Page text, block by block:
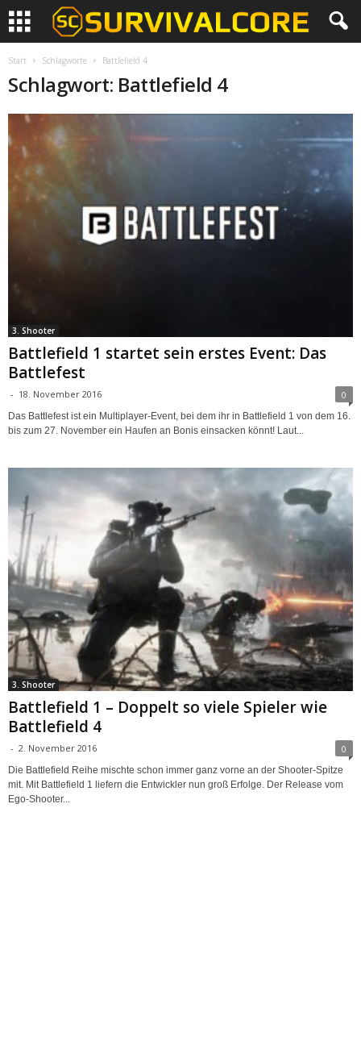
Start Schlagworte Battlefield 4
Schlagwort: Battlefield 4
3. Shooter
Battlefield 1 startet sein erstes Event: Das
Battlefest
- 18. November 2016 0
Das Battlefest ist ein Multiplayer-Event, bei dem ihr in Battlefield 1 von dem 16.
bis zum 27. November ein Haufen an Bonis einsacken könnt! Laut...
3. Shooter
Battlefield 1 – Doppelt so viele Spieler wie
Battlefield 4
- 2. November 2016 0
Die Battlefield Reihe mischte schon immer ganz vorne an der Shooter-Spitze
mit. Mit Battlefield 1 liefern die Entwickler nun groß Erfolge. Der Release vom
Ego-Shooter...